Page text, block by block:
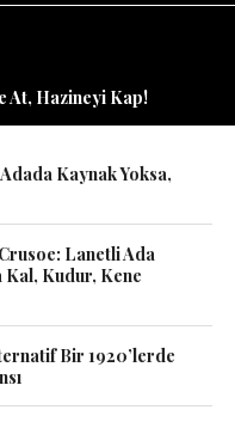
At, Hazineyi Kap!
Kaynak Yoksa,
Lanetli Ada
Kudur, Kene
Bir 1920’lerde